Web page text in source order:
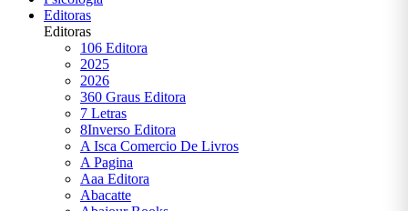
ESTÉTICA
SOCIOLOGIA
Editoras
Editoras
106 Editora
2025
2026
360 Graus Editora
7 Letras
8Inverso Editora
A Isca Comercio De Livros
A Pagina
Aaa Editora
Abacatte